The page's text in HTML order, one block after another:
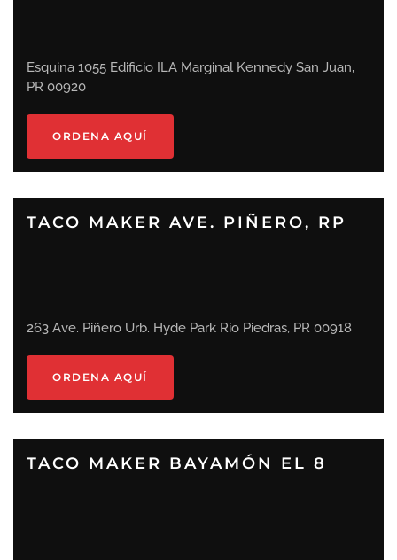
Esquina 1055 Edificio ILA Marginal Kennedy San Juan,
PR 00920
ORDENA AQUÍ
TACO MAKER AVE. PIÑERO, RP
263 Ave. Piñero Urb. Hyde Park Río Piedras, PR 00918
ORDENA AQUÍ
TACO MAKER BAYAMÓN EL 8